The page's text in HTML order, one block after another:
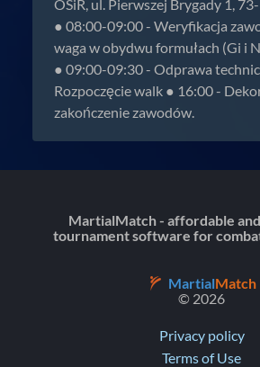
OSiR, ul. Pierwszej Brygady 1,
● 08:00-09:00 - Weryfikacja
waga w obydwu formułach (Gi i
● 09:00-09:30 - Odprawa
Rozpoczęcie walk ● 16:00 -
zakończenie zawodów.
MartialMatch - affordable
tournament software for
MartialMatch
© 2026
Privacy policy
Terms of Use